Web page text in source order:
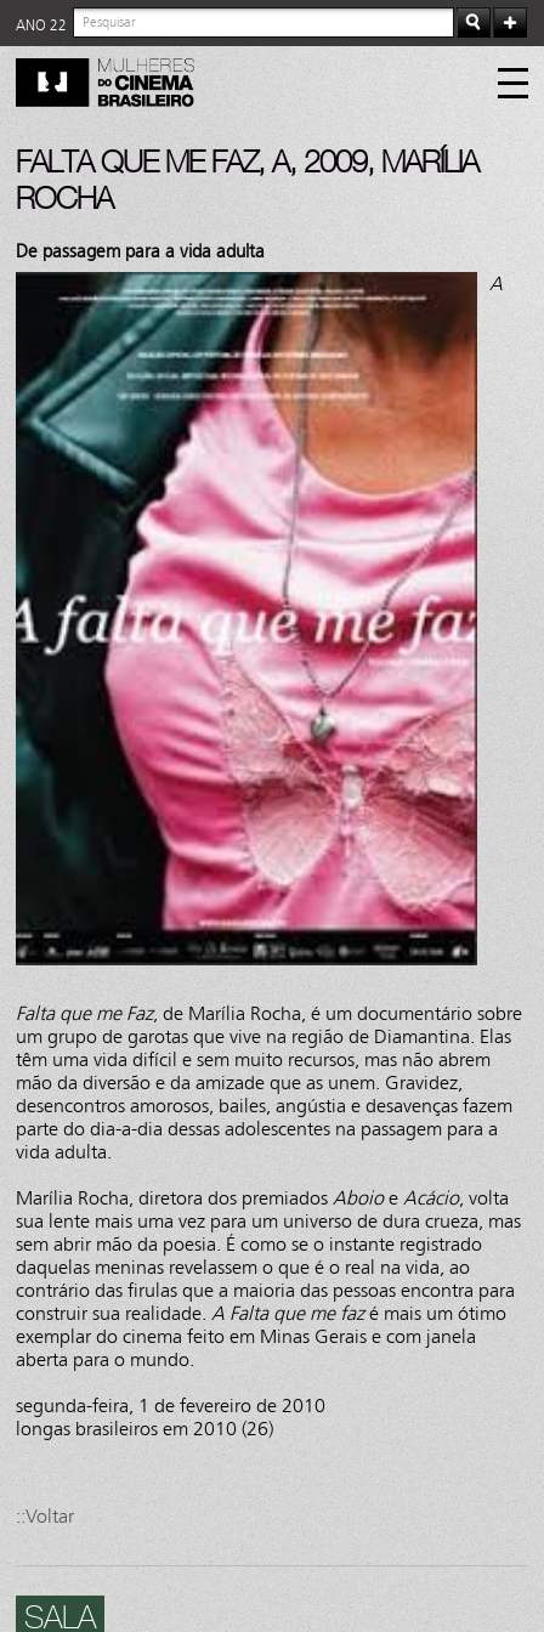
ANO 22
FALTA QUE ME FAZ, A, 2009, MARÍLIA
ROCHA
De passagem para a vida adulta
A
Falta que me Faz, de Marília Rocha, é um documentário sobre
um grupo de garotas que vive na região de Diamantina. Elas
têm uma vida difícil e sem muito recursos, mas não abrem
mão da diversão e da amizade que as unem. Gravidez,
desencontros amorosos, bailes, angústia e desavenças fazem
parte do dia-a-dia dessas adolescentes na passagem para a
vida adulta.
Marília Rocha, diretora dos premiadosAboioeAcácio, volta
sua lente mais uma vez para um universo de dura crueza, mas
sem abrir mão da poesia. É como se o instante registrado
daquelas meninas revelassem o que é o real na vida, ao
contrário das firulas que a maioria das pessoas encontra para
construir sua realidade.A Falta que me fazé mais um ótimo
exemplar do cinema feito em Minas Gerais e com janela
aberta para o mundo.
segunda-feira, 1 de fevereiro de 2010
longas brasileiros em 2010 (26)
::Voltar
SALA